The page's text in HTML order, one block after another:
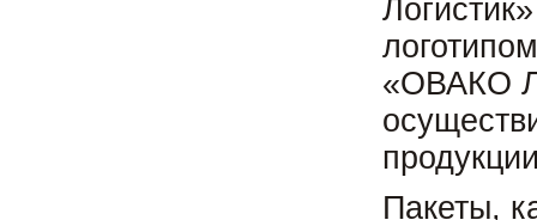
«ОВАКО
Пакеты,